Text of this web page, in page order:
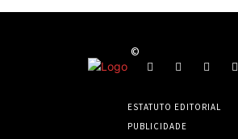
©
ESTATUTO EDITORIAL
PUBLICIDADE